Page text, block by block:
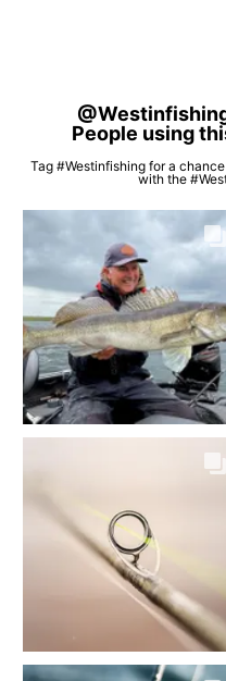
People using
Tag #Westinfishing for a
with the